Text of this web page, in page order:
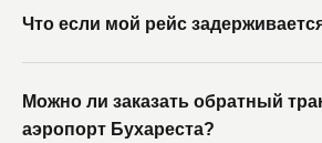
Что если мой рейс
Можно ли заказать обратный
аэропорт Бухареста?